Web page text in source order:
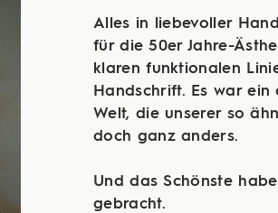
Alles in liebevoller
für die 50er Jahre-
klaren funktionalen
Handschrift. Es war
Welt, die unserer so
doch ganz anders.
Und das Schönste
gebracht.